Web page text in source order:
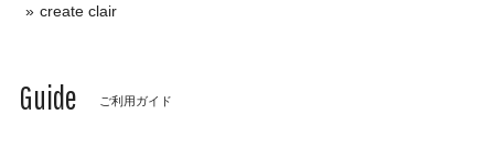
create clair
Guide ご利用ガイド